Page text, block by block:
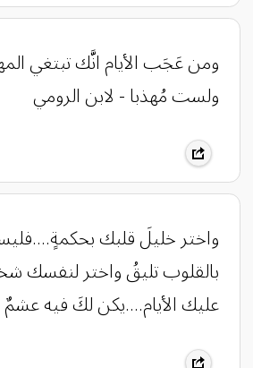
ومن عَجَب الأيام انَّك تبتغي
ولست مُهذبا - لابن الرومي
‏واختر خليلَ قلبك
بالقلوب تليقُ واختر لنفسك
عليك الأيام....يكن لكَ فيه